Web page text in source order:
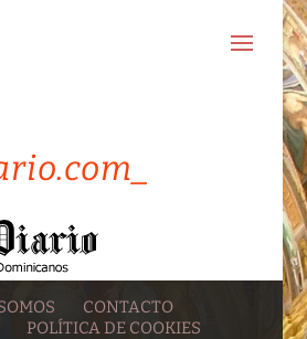
CONTACTO
POLÍTICA DE COOKIES